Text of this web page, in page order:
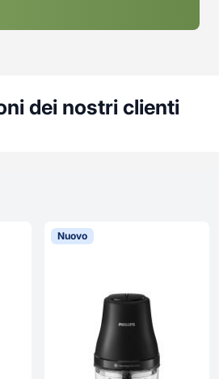
dei nostri clienti
Nuovo